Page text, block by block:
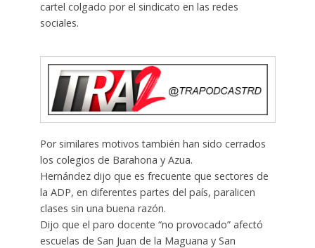
cartel colgado por el sindicato en las redes
sociales.
Por similares motivos también han sido cerrados
los colegios de Barahona y Azua.
Hernández dijo que es frecuente que sectores de
la ADP, en diferentes partes del país, paralicen
clases sin una buena razón.
Dijo que el paro docente “no provocado” afectó
escuelas de San Juan de la Maguana y San